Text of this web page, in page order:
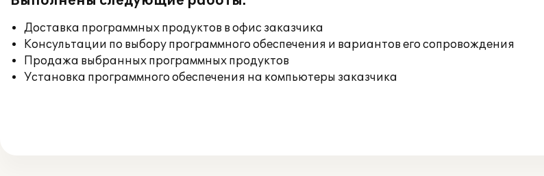
Доставка программных продуктов в офис заказчика
Консультации по выбору программного обеспечения и вариантов его сопровождения
Продажа выбранных программных продуктов
Установка программного обеспечения на компьютеры заказчика